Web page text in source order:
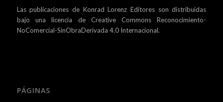
Las publicaciones de Konrad Lorenz Editores son distribuidas
bajo unalicencia de Creative Commons Reconocimiento-
NoComercial-SinObraDerivada 4.0 Internacional.
PÁGINAS